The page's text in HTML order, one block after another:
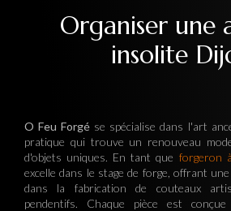
Organiser une
insolite
O Feu Forgé se spécialise dans l'art
pratique qui trouve un renouveau
d'objets uniques. En tant que forgeron
excelle dans le stage de forge, offrant
dans la fabrication de couteaux
pendentifs. Chaque pièce est